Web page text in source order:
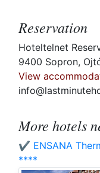
Reservation
Hoteltelnet
9400 Sopron,
View
More hotels
✔️ ENSANA
****